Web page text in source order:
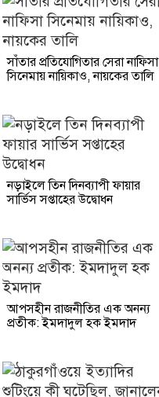
সাঁতার প্রতিযোগিতার সেরা নাফিসা
সিনেমায় নায়িকাও, নায়কের তালি
নড়াইলে তিন দিনব্যাপী ফায়ার
সার্ভিস সপ্তাহের উদ্বোধন
আপসহীন রাজনীতির এক অনন্য
প্রতীক: ইমদাদুল হক ইমদাদ